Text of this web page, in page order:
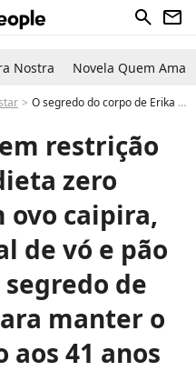
search newsletter
Nostra Novela Quem Ama
O segredo do corpo de Erika Januza aos 41 anos: atriz de 'A Nobreza do Amor' segue dieta com ovo caipira, fruta de quintal de vó e pão de queijo
restrição
zero
ovo caipira,
de vó e pão
de
manter o
41 anos